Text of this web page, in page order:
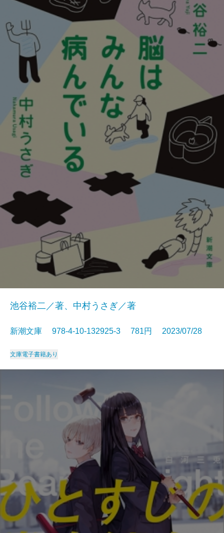
池谷裕二／著、中村うさぎ／著
新潮文庫 978-4-10-132925-3 781円 2023/07/28
文庫電子書籍あり